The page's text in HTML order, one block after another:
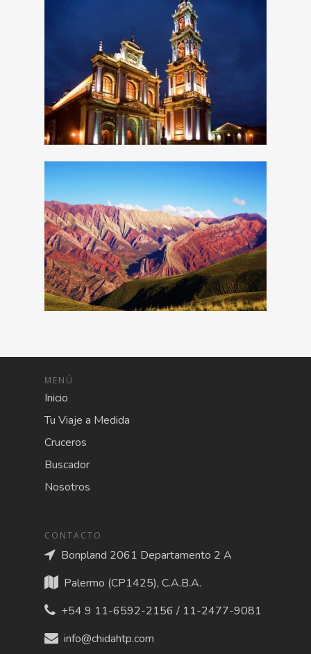
MENÚ
Inicio
Tu Viaje a Medida
Cruceros
Buscador
Nosotros
CONTACTO
Bonpland 2061 Departamento 2 A
Palermo (CP1425), C.A.B.A.
+54 9 11-6592-2156 / 11-2477-9081
info@chidahtp.com